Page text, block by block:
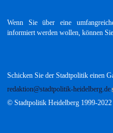
Wenn Sie über eine
informiert werden wollen, können
Schicken Sie der Stadtpolitik einen
redaktion@stadtpolitik-heidelberg.de
© Stadtpolitik Heidelberg 1999-2022